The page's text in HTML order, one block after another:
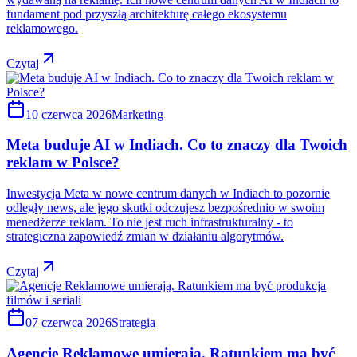
fundament pod przyszłą architekturę całego ekosystemu
reklamowego.
Czytaj
10 czerwca 2026Marketing
Meta buduje AI w Indiach. Co to znaczy dla Twoich
reklam w Polsce?
Inwestycja Meta w nowe centrum danych w Indiach to pozornie
odległy news, ale jego skutki odczujesz bezpośrednio w swoim
menedżerze reklam. To nie jest ruch infrastrukturalny - to
strategiczna zapowiedź zmian w działaniu algorytmów.
Czytaj
07 czerwca 2026Strategia
Agencje Reklamowe umierają. Ratunkiem ma być